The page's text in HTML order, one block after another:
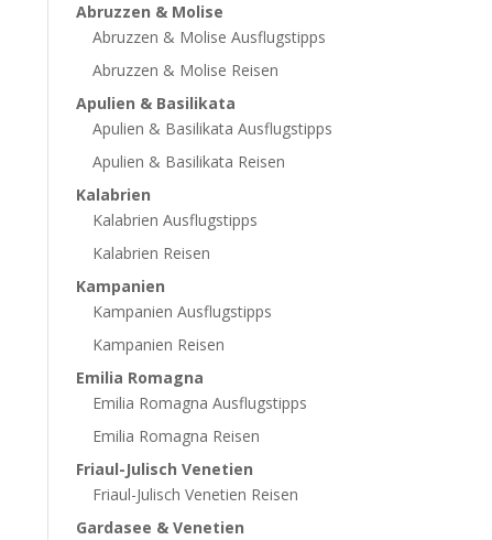
Abruzzen & Molise
Abruzzen & Molise Ausflugstipps
Abruzzen & Molise Reisen
Apulien & Basilikata
Apulien & Basilikata Ausflugstipps
Apulien & Basilikata Reisen
Kalabrien
Kalabrien Ausflugstipps
Kalabrien Reisen
Kampanien
Kampanien Ausflugstipps
Kampanien Reisen
Emilia Romagna
Emilia Romagna Ausflugstipps
Emilia Romagna Reisen
Friaul-Julisch Venetien
Friaul-Julisch Venetien Reisen
Gardasee & Venetien